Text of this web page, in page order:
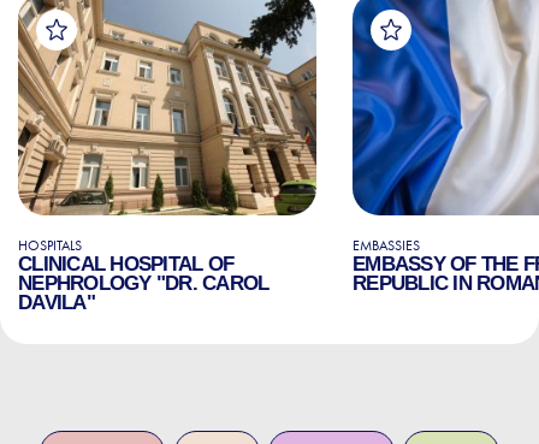
HOSPITALS
CLINICAL HOSPITAL OF
NEPHROLOGY "DR. CAROL
DAVILA"
EMBASSIES
EMBASSY OF THE
REPUBLIC IN